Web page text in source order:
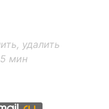
удалить
мин